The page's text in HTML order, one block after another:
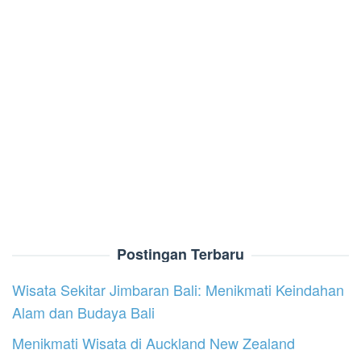
Postingan Terbaru
Wisata Sekitar Jimbaran Bali: Menikmati Keindahan
Alam dan Budaya Bali
Menikmati Wisata di Auckland New Zealand